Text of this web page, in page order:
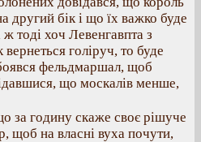
другий бік і що їх важко буде
ж тоді хоч Левенгавпта з
голіруч, то буде
фельдмаршал, щоб
що москалів менше,
за годину скаже своє рішуче
щоб на власні вуха почути,